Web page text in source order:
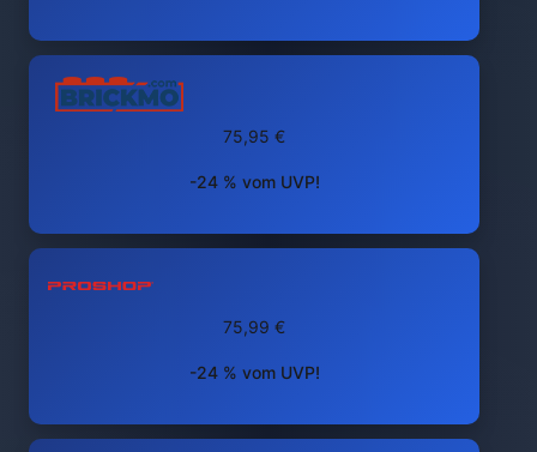
75,95 €
-24 % vom UVP!
75,99 €
-24 % vom UVP!